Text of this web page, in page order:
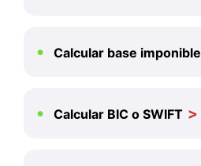
Calcular base imponible
Calcular BIC o SWIFT